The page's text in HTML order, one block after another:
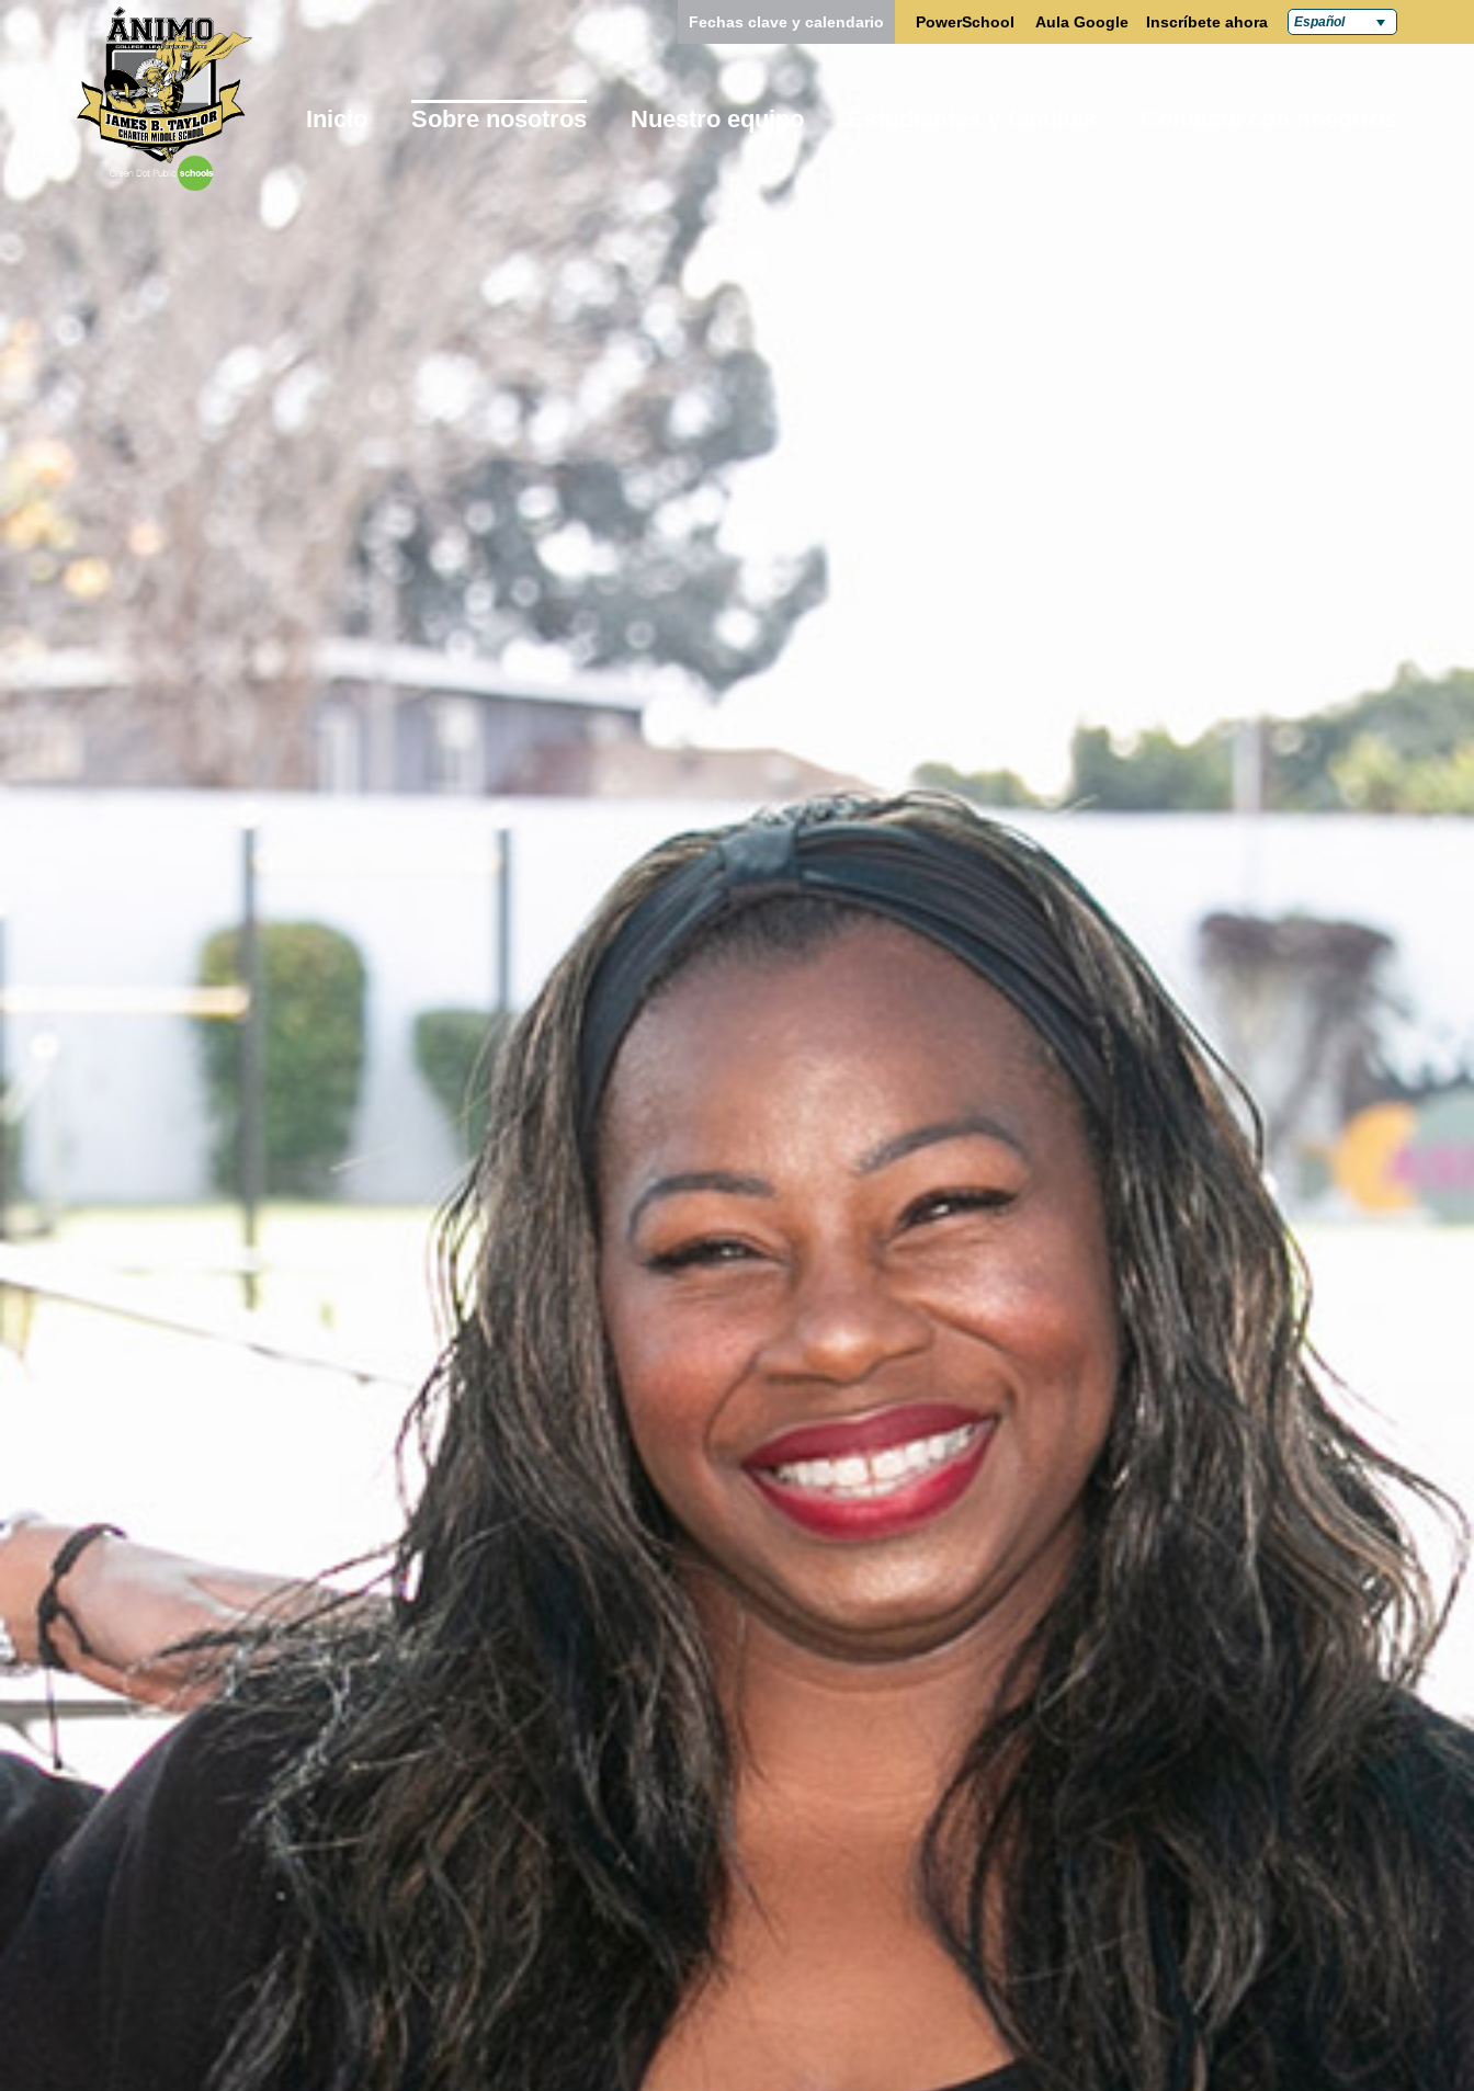
Fechas clave y calendario PowerSchool Aula Google Inscríbete ahora Español
Inicio Sobre nosotros Nuestro equipo